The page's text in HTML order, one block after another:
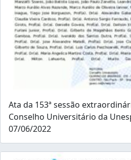
Ata da 153ª sessão
Conselho Universitário da
07/06/2022